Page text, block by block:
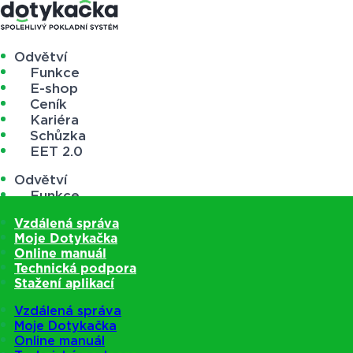
Odvětví
Funkce
E-shop
Ceník
Kariéra
Schůzka
EET 2.0
Odvětví
Funkce
Ceník
Kariéra
Schůzka
EET 2.0
Vzdálená správa
Moje Dotykačka
Online manuál
Technická podpora
Stažení aplikací
Vzdálená správa
Moje Dotykačka
Online manuál